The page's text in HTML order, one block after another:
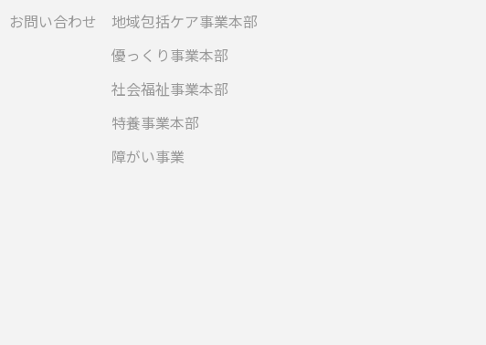
お問い合わせ
地域包括ケア事業本部
優っくり事業本部
社会福祉事業本部
特養事業本部
障がい事業